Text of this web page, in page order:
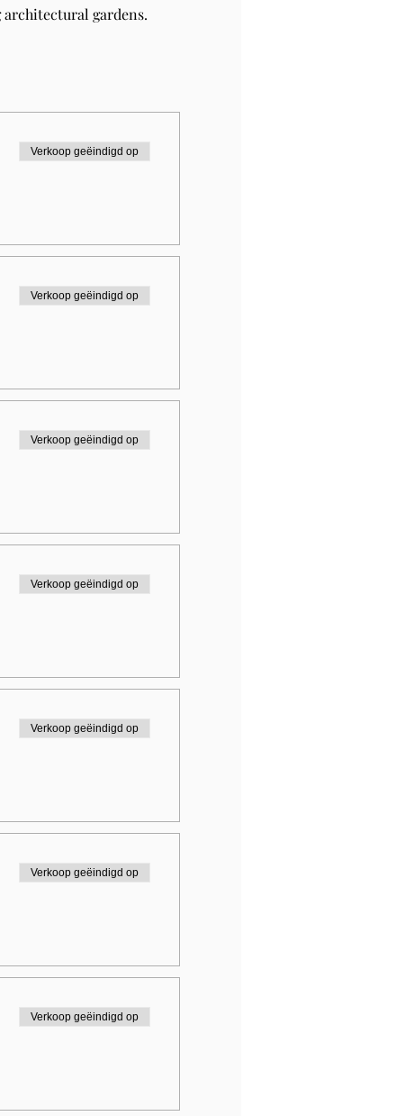
gardens.
Verkoop geëindigd op
Verkoop geëindigd op
Verkoop geëindigd op
Verkoop geëindigd op
Verkoop geëindigd op
Verkoop geëindigd op
Verkoop geëindigd op